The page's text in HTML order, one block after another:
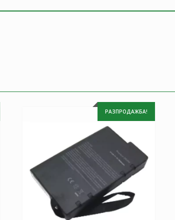
РАЗПРОДАЖБА!